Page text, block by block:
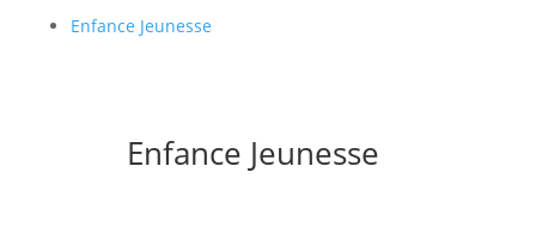
Enfance Jeunesse
Enfance Jeunesse